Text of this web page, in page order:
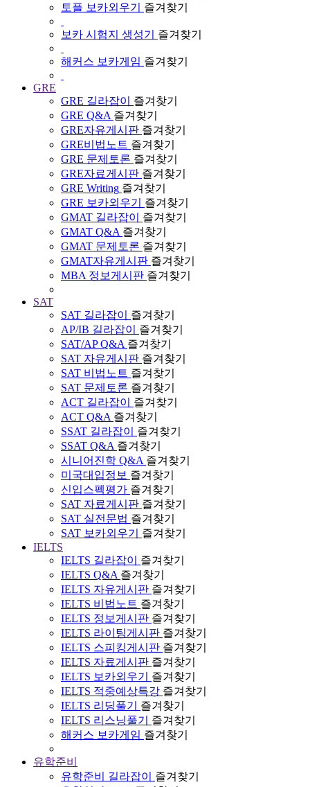
토플 보카외우기
즐겨찾기
보카 시험지 생성기 즐겨찾기
해커스 보카게임 즐겨찾기
GRE
GRE 길라잡이
즐겨찾기
GRE Q&A 즐겨찾기
GRE자유게시판 즐겨찾기
GRE비법노트 즐겨찾기
GRE 문제토론 즐겨찾기
GRE자료게시판 즐겨찾기
GRE Writing 즐겨찾기
GRE 보카외우기
즐겨찾기
GMAT 길라잡이
즐겨찾기
GMAT Q&A 즐겨찾기
GMAT 문제토론 즐겨찾기
GMAT자유게시판 즐겨찾기
MBA 정보게시판 즐겨찾기
SAT
SAT 길라잡이
즐겨찾기
AP/IB 길라잡이
즐겨찾기
SAT/AP Q&A 즐겨찾기
SAT 자유게시판 즐겨찾기
SAT 비법노트 즐겨찾기
SAT 문제토론 즐겨찾기
ACT 길라잡이
즐겨찾기
ACT Q&A 즐겨찾기
SSAT 길라잡이
즐겨찾기
SSAT Q&A 즐겨찾기
시니어진학 Q&A 즐겨찾기
미국대입정보 즐겨찾기
신입스펙평가 즐겨찾기
SAT 자료게시판 즐겨찾기
SAT 실전문법 즐겨찾기
SAT 보카외우기
즐겨찾기
IELTS
IELTS 길라잡이
즐겨찾기
IELTS Q&A 즐겨찾기
IELTS 자유게시판 즐겨찾기
IELTS 비법노트 즐겨찾기
IELTS 정보게시판 즐겨찾기
IELTS 라이팅게시판 즐겨찾기
IELTS 스피킹게시판 즐겨찾기
IELTS 자료게시판 즐겨찾기
IELTS 보카외우기
즐겨찾기
IELTS 적중예상특강 즐겨찾기
IELTS 리딩풀기
즐겨찾기
IELTS 리스닝풀기
즐겨찾기
해커스 보카게임 즐겨찾기
유학준비
유학준비 길라잡이
즐겨찾기